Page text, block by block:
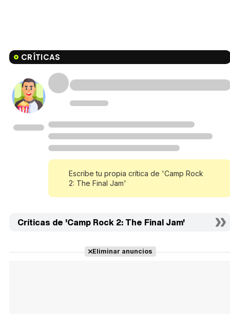
CRÍTICAS
Escribe tu propia crítica de 'Camp Rock
2: The Final Jam'
Críticas de 'Camp Rock 2: The Final Jam'
Eliminar anuncios